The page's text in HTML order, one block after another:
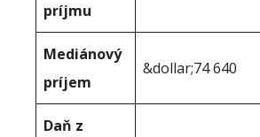
príjmu
Mediánový
príjem
&dollar;74 640
Daň z